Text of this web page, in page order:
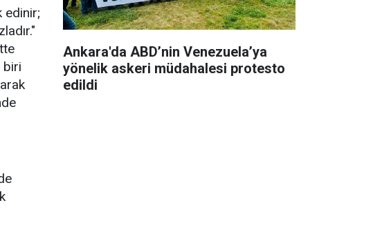
edinir;
biri
Ankara'da ABD’nin Venezuela’ya
yönelik askeri müdahalesi protesto
edildi